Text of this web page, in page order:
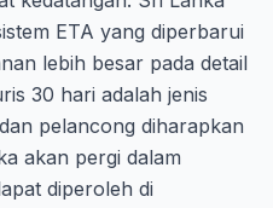
ETA yang diperbarui
lebih besar pada detail
30 hari adalah jenis
pelancong diharapkan
akan pergi dalam
diperoleh di